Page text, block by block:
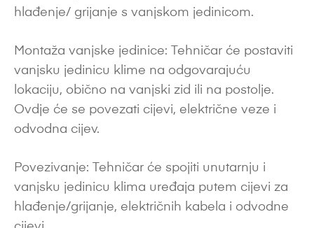
hlađenje/ grijanje s vanjskom jedinicom.
Montaža vanjske jedinice: Tehničar će postaviti
vanjsku jedinicu klime na odgovarajuću
lokaciju, obično na vanjski zid ili na postolje.
Ovdje će se povezati cijevi, električne veze i
odvodna cijev.
Povezivanje: Tehničar će spojiti unutarnju i
vanjsku jedinicu klima uređaja putem cijevi za
hlađenje/grijanje, električnih kabela i odvodne